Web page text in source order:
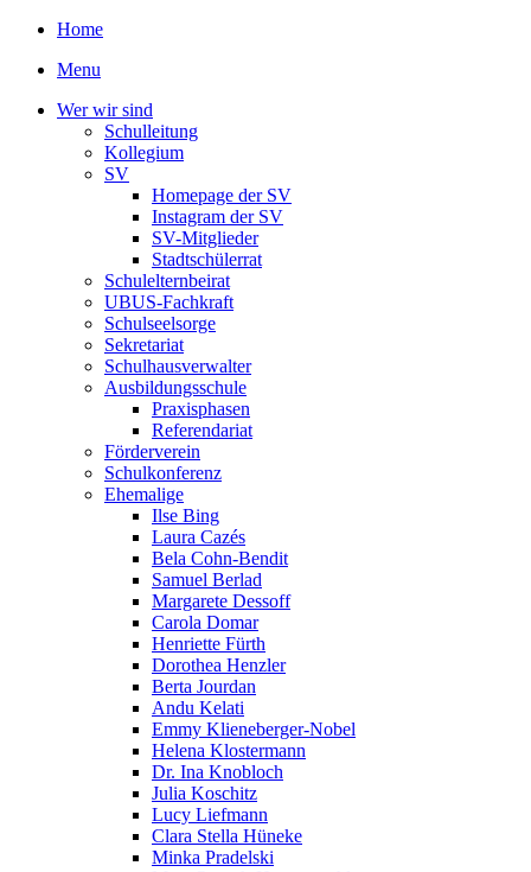
Home
Menu
Wer wir sind
Schulleitung
Kollegium
SV
Homepage der SV
Instagram der SV
SV-Mitglieder
Stadtschülerrat
Schulelternbeirat
UBUS-Fachkraft
Schulseelsorge
Sekretariat
Schulhausverwalter
Ausbildungsschule
Praxisphasen
Referendariat
Förderverein
Schulkonferenz
Ehemalige
Ilse Bing
Laura Cazés
Bela Cohn-Bendit
Samuel Berlad
Margarete Dessoff
Carola Domar
Henriette Fürth
Dorothea Henzler
Berta Jourdan
Andu Kelati
Emmy Klieneberger-Nobel
Helena Klostermann
Dr. Ina Knobloch
Julia Koschitz
Lucy Liefmann
Clara Stella Hüneke
Minka Pradelski